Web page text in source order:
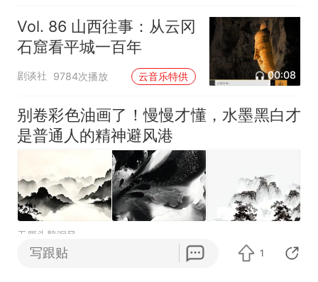
Vol. 86 山西往事：从云冈
石窟看平城一百年
剧谈社 9784次播放 云音乐特供 00:08
别卷彩色油画了！慢慢才懂，水墨黑白才
是普通人的精神避风港
无厘头脑洞风
写跟贴 1